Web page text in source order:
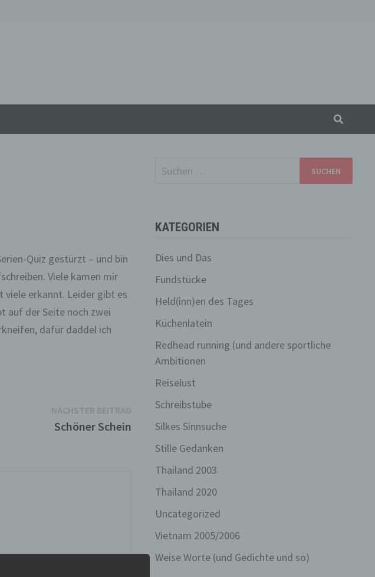
Quiz gestürzt – und bin
Viele kamen mir
viele erkannt. Leider gibt es
auf der Seite noch zwei
dafür daddel ich
NÄCHSTER BEITRAGNächster
Beitrag:
Schöner Schein
Suchen
KATEGORIEN
Dies und Das
Fundstücke
Held(inn)en des Tages
Küchenlatein
Redhead running (und andere sportliche
Ambitionen
Reiselust
Schreibstube
Silkes Sinnsuche
Stille Gedanken
Thailand 2003
Thailand 2020
Uncategorized
Vietnam 2005/2006
Weise Worte (und Gedichte und so)